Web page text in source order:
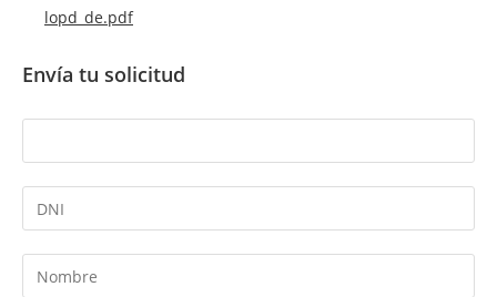
lopd_de.pdf
Envía tu solicitud